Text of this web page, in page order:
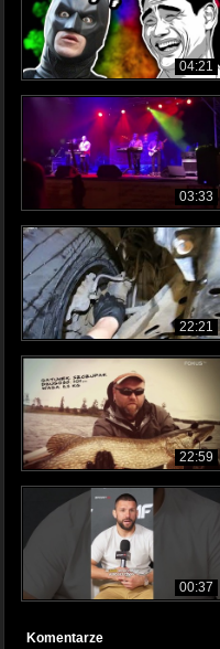
04:21
03:33
22:21
22:59
00:37
Komentarze